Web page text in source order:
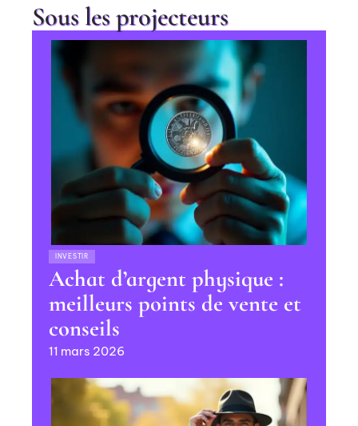
Sous les projecteurs
INVESTIR
Achat d’argent physique :
meilleurs points de vente et
conseils
11 mars 2026